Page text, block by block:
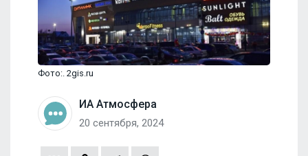
Фото:. 2gis.ru
ИА Атмосфера
20 сентября, 2024